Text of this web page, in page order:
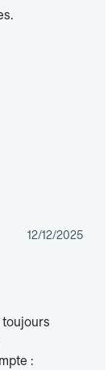
12/12/2025
: